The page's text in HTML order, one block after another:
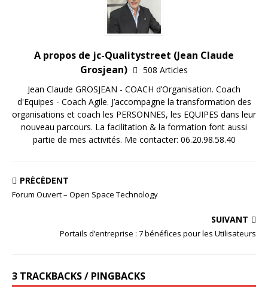
A propos de jc-Qualitystreet (Jean Claude
Grosjean)
508 Articles
Jean Claude GROSJEAN - COACH d’Organisation. Coach
d'Equipes - Coach Agile. J’accompagne la transformation des
organisations et coach les PERSONNES, les EQUIPES dans leur
nouveau parcours. La facilitation & la formation font aussi
partie de mes activités. Me contacter: 06.20.98.58.40
PRÉCÉDENT
Forum Ouvert – Open Space Technology
SUIVANT
Portails d’entreprise : 7 bénéfices pour les Utilisateurs
3 TRACKBACKS / PINGBACKS